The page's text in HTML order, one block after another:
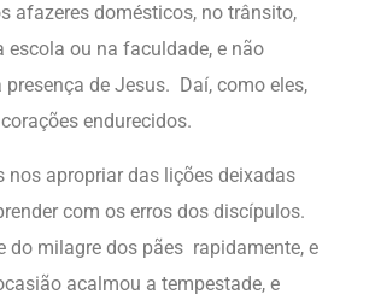
afazeres domésticos, no trânsito,
escola ou na faculdade, e não
de Jesus. Daí, como eles,
endurecidos.
nos apropriar das lições deixadas
com os erros dos discípulos.
do milagre dos pães rapidamente, e
acalmou a tempestade, e